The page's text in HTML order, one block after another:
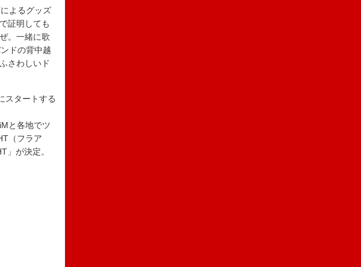
よるグッズ
証明しても
。一緒に歌
ドの背中越
さわしいド
スタートする
と各地でツ
（フラア
」が決定。